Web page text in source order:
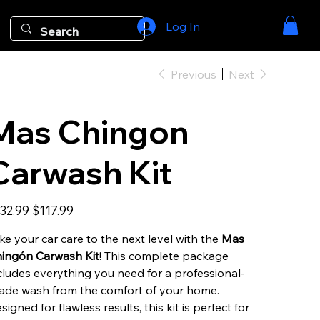
Log In
Previous Next
Chingon
Kit
Sale
price
$117.99
your car care to the next level with the Mas
Carwash Kit! This complete package
everything you need for a professional-
wash from the comfort of your home.
for flawless results, this kit is perfect for